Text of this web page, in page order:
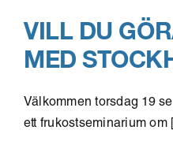
VILL DU
MED
Välkommen torsdag 19
ett frukostseminarium om